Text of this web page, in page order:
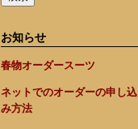
お知らせ
春物オーダースーツ
ネットでのオーダーの申し込
み方法